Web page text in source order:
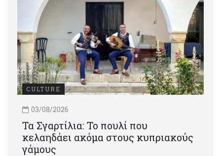
CULTURE
03/08/2026
Τα Σγαρτίλια: Το πουλί που
κελαηδάει ακόμα στους κυπριακούς
γάμους